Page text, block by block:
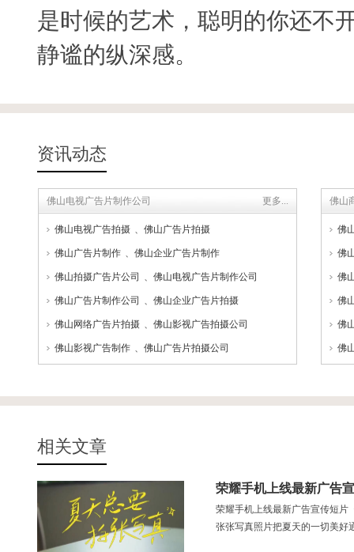
是时候的艺术，聪明的你还不
静谧的纵深感。
资讯动态
更多...
佛山电视广告片制作公司
佛山电视广告拍摄 、 佛山广告片拍摄
佛山广告片制作 、 佛山企业广告片制作
佛山拍摄广告片公司 、 佛山电视广告片制作公司
佛山广告片制作公司 、 佛山企业广告片拍摄
佛山网络广告片拍摄 、 佛山影视广告拍摄公司
佛山影视广告制作 、 佛山广告片拍摄公司
佛山
佛
佛
佛
佛
佛
佛
相关文章
荣耀手机上线最新广告
荣耀手机上线最新广告宣传短片
张张写真照片把夏天的一切美好